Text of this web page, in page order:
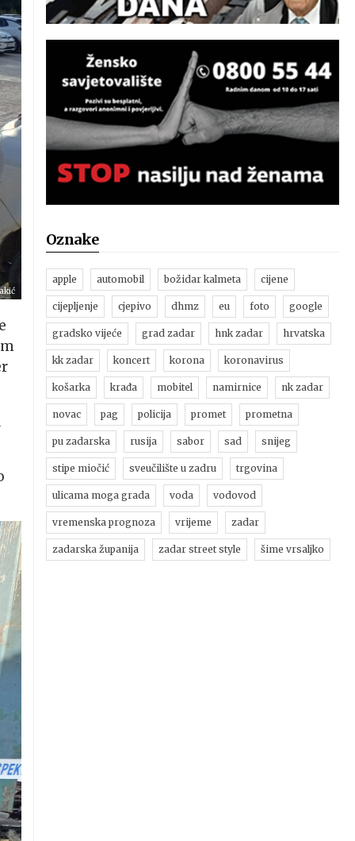
Oznake
apple automobil božidar kalmeta cijene
cijepljenje cjepivo dhmz eu foto google
gradsko vijeće grad zadar hnk zadar hrvatska
kk zadar koncert korona koronavirus
košarka krađa mobitel namirnice nk zadar
novac pag policija promet prometna
pu zadarska rusija sabor sad snijeg
stipe miočić sveučilište u zadru trgovina
ulicama moga grada voda vodovod
vremenska prognoza vrijeme zadar
zadarska županija zadar street style šime vrsaljko